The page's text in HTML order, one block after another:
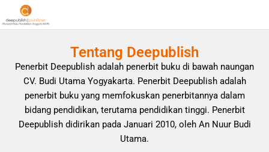
Tentang Deepublish
Penerbit Deepublish adalah penerbit buku di bawah naungan
CV. Budi Utama Yogyakarta. Penerbit Deepublish adalah
penerbit buku yang memfokuskan penerbitannya dalam
bidang pendidikan, terutama pendidikan tinggi. Penerbit
Deepublish didirikan pada Januari 2010, oleh An Nuur Budi
Utama.